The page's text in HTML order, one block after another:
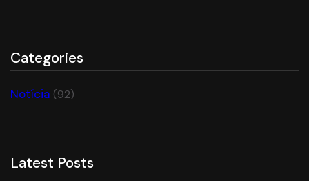
Categories
Notícia (92)
Latest Posts